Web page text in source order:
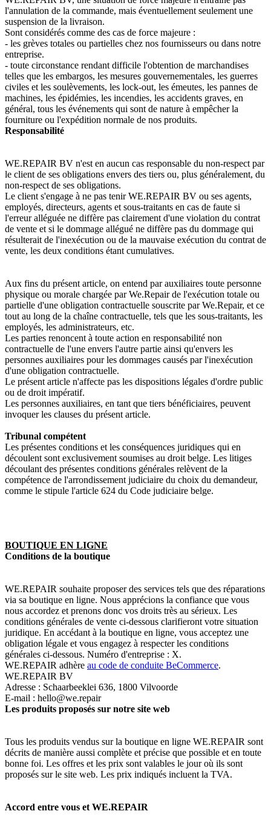
l'annulation de la commande, mais éventuellement seulement une
suspension de la livraison.
Sont considérés comme des cas de force majeure :
- les grèves totales ou partielles chez nos fournisseurs ou dans notre
entreprise.
- toute circonstance rendant difficile l'obtention de marchandises
telles que les embargos, les mesures gouvernementales, les guerres
civiles et les soulèvements, les lock-out, les émeutes, les pannes de
machines, les épidémies, les incendies, les accidents graves, en
général, tous les événements qui sont de nature à empêcher la
fourniture ou l'expédition normale de nos produits.
Responsabilité
WE.REPAIR BV n'est en aucun cas responsable du non-respect par
le client de ses obligations envers des tiers ou, plus généralement, du
non-respect de ses obligations.
Le client s'engage à ne pas tenir WE.REPAIR BV ou ses agents,
employés, directeurs, agents et sous-traitants en cas de faute si
l'erreur alléguée ne diffère pas clairement d'une violation du contrat
de vente et si le dommage allégué ne diffère pas du dommage qui
résulterait de l'inexécution ou de la mauvaise exécution du contrat de
vente, les deux conditions étant cumulatives.
Aux fins du présent article, on entend par auxiliaires toute personne
physique ou morale chargée par We.Repair de l'exécution totale ou
partielle d'une obligation contractuelle souscrite par We.Repair, et ce
tout au long de la chaîne contractuelle, tels que les sous-traitants, les
employés, les administrateurs, etc.
Les parties renoncent à toute action en responsabilité non
contractuelle de l'une envers l'autre partie ainsi qu'envers les
personnes auxiliaires pour les dommages causés par l'inexécution
d'une obligation contractuelle.
Le présent article n'affecte pas les dispositions légales d'ordre public
ou de droit impératif.
Les personnes auxiliaires, en tant que tiers bénéficiaires, peuvent
invoquer les clauses du présent article.
Tribunal compétent
Les présentes conditions et les conséquences juridiques qui en
découlent sont exclusivement soumises au droit belge. Les litiges
découlant des présentes conditions générales relèvent de la
compétence de l'arrondissement judiciaire du choix du demandeur,
comme le stipule l'article 624 du Code judiciaire belge.
BOUTIQUE EN LIGNE
Conditions de la boutique
WE.REPAIR souhaite proposer des services tels que des réparations
via sa boutique en ligne. Nous apprécions la confiance que vous
nous accordez et prenons donc vos droits très au sérieux. Les
conditions générales de vente ci-dessous clarifieront votre situation
juridique. En accédant à la boutique en ligne, vous acceptez une
obligation légale et vous engagez à respecter les conditions
générales ci-dessous. Numéro d'entreprise : X.
WE.REPAIR adhère au code de conduite BeCommerce.
WE.REPAIR BV
Adresse : Schaarbeeklei 636, 1800 Vilvoorde
E-mail : hello@we.repair
Les produits proposés sur notre site web
Tous les produits vendus sur la boutique en ligne WE.REPAIR sont
décrits de manière aussi complète et précise que possible et en toute
bonne foi. Les offres et les prix sont valables le jour où ils sont
proposés sur le site web. Les prix indiqués incluent la TVA.
Accord entre vous et WE.REPAIR